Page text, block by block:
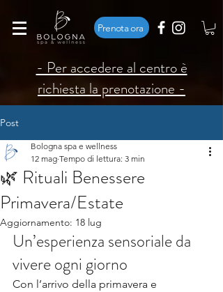
Prenota ora
- Per accedere al centro è
richiesta la prenotazione -
Post
🌿 Rituali Benessere
Primavera/Estate
Bologna spa e wellness
12 mag Tempo di lettura: 3 min
Aggiornamento: 18 lug
Un’esperienza sensoriale da
vivere ogni giorno
Con l’arrivo della primavera e